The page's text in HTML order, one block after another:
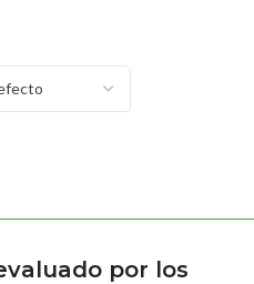
por los